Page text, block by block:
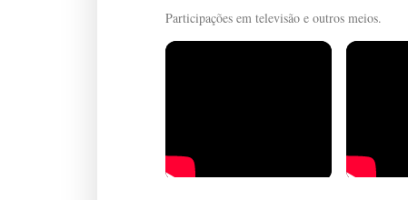
Participações em televisão e outros meios.